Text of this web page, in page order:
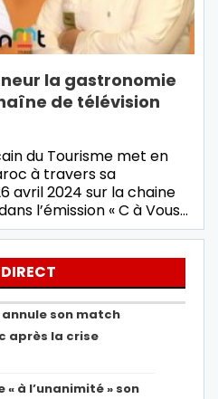
la gastronomie
de télévision
du Tourisme met en
à travers sa
avril 2024 sur la chaine
l’émission « C à Vous…
annule son match
après la crise
« à l’unanimité » son